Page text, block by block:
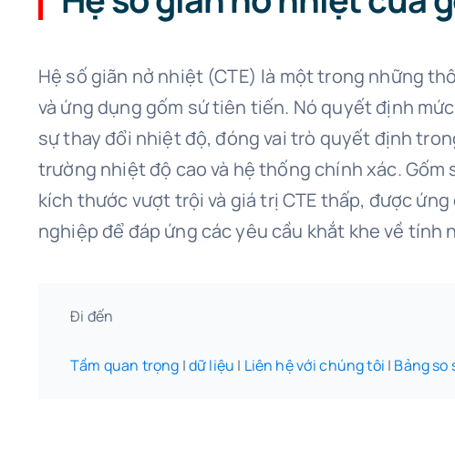
Hệ số giãn nở nhiệt (CTE) là một trong những
và ứng dụng gốm sứ tiên tiến. Nó quyết định
sự thay đổi nhiệt độ, đóng vai trò quyết định
trường nhiệt độ cao và hệ thống chính xác.
kích thước vượt trội và giá trị CTE thấp, được
nghiệp để đáp ứng các yêu cầu khắt khe về tính
Đi đến
Tầm quan trọng |dữ liệu | Liên hệ với chúng tôi | Bảng so